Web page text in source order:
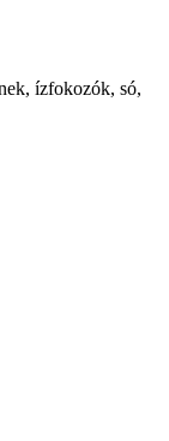
ízfokozók, só,